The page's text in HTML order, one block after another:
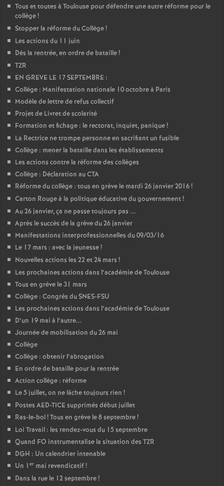
Tous et toutes à Toulouse pour défendre une autre réforme pour le
collège!
Stopper la réforme du Collège!
Les actions du 11 juin
Dès la rentrée, en ordre de bataille!
TZR
EN GREVE LE 17 SEPTEMBRE :
Collège : Manifestation nationale 10 octobre à Paris
Modèle de lettre de refus collectif
Projet de Livret de scolarité
Formation et fichage : le rectorat, inquiet, panique!
La Rectrice ne trompe personne en sacrifiant un fusible
Collège : mener la bataille dans les établissements
Les actions contre la réforme des collèges
Collège : Déclaration au CTA
Réforme du collège : tous en grève le mardi 26 janvier 2016!
Carton Rouge à la politique éducative du gouvernement!
Au 26 janvier, ça ne passe toujours pas ...
Après le succès de la grève du 26 janvier
Manifestations interprofessionnelles du 09/03/16
Le 17 mars : avec la jeunesse!
Nouvelles actions les 22 et 24 mars !
Les prochaines actions dans l’académie de Toulouse
Tous en grève le 31 mars
Collège : Congrès du SNES-FSU
Les prochaines actions dans l’académie de Toulouse
D’un 19 mai à l’autre...
Journée de mobilisation du 26 mai
Collège
Collège : obtenir l’abrogation
En ordre de bataille pour la rentrée
Action collège : réforme
Le 5 juillet, on ne lâche toujours rien !
Postes AED-TICE supprimés début juillet
Ras-le-bol! Tous en grève le 8 septembre!
Loi Travail : les rendez-vous du 15 septembre
Quand FO instrumentalise la situation des TZR
DGH : Un calendrier intenable
Un 1 er mai revendicatif!
Dans la rue le 12 septembre!